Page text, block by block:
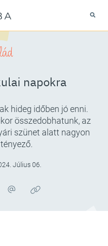
napokra
hideg időben jó enni.
összedobhatunk, az
szünet alatt nagyon
Július 06.